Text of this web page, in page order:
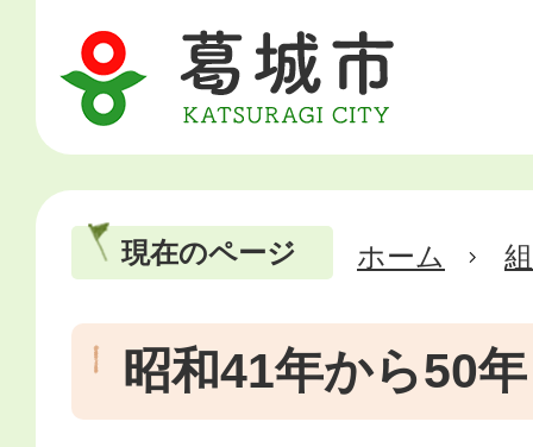
現在のページ ホーム
昭和41年から50年